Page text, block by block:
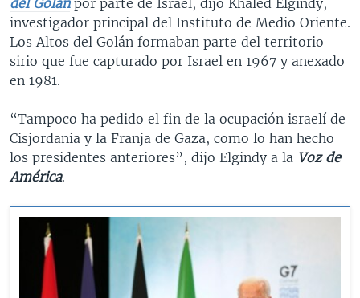
investigador principal del Instituto de Medio Oriente.
Los Altos del Golán formaban parte del territorio
sirio que fue capturado por Israel en 1967 y anexado
en 1981.
“Tampoco ha pedido el fin de la ocupación israelí de
Cisjordania y la Franja de Gaza, como lo han hecho
los presidentes anteriores”, dijo Elgindy a la Voz de
América.